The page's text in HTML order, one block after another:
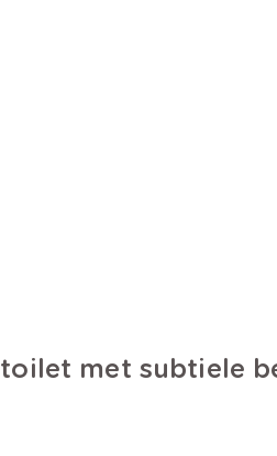
met subtiele